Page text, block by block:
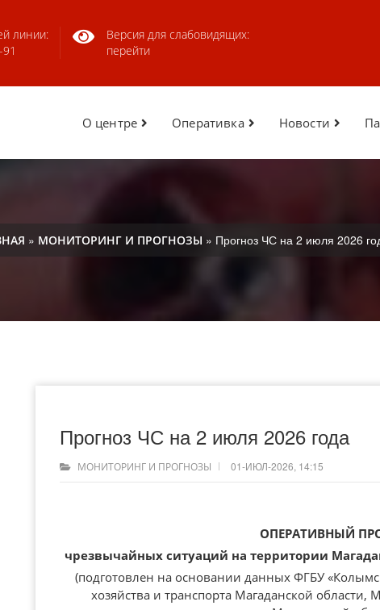
линии:
Версия для слабовидящих:
перейти
О центре Оперативка Новости
» МОНИТОРИНГ И ПРОГНОЗЫ » Прогноз ЧС на 2 июля 2026
Прогноз ЧС на 2 июля 2026 года
МОНИТОРИНГ И ПРОГНОЗЫ 01-ИЮЛ-2026, 14:15
ОПЕРАТИВНЫЙ
чрезвычайных ситуаций на территории
(подготовлен на основании данных ФГБУ
хозяйства и транспорта Магаданской